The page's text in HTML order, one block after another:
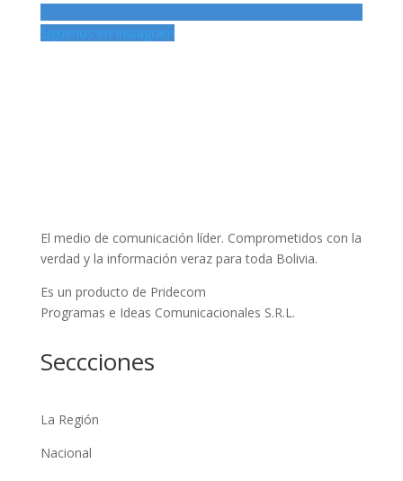
Siguenos en Instagram
El medio de comunicación líder. Comprometidos con la
verdad y la información veraz para toda Bolivia.
Es un producto de Pridecom
Programas e Ideas Comunicacionales S.R.L.
Seccciones
La Región
Nacional